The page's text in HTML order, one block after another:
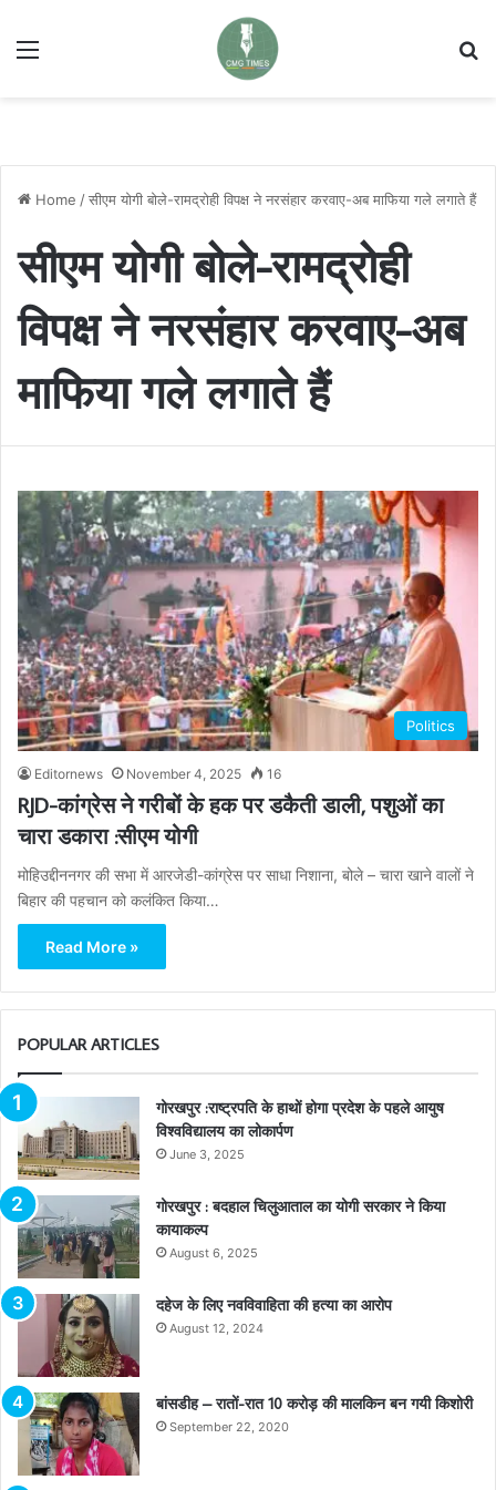
Menu
Home /सीएम योगी बोले-रामद्रोही विपक्ष ने नरसंहार करवाए-अब माफिया गले लगाते हैं
सीएम योगी बोले-रामद्रोही
विपक्ष ने नरसंहार करवाए-अब
माफिया गले लगाते हैं
Politics
Editornews November 4, 2025 16
RJD-कांग्रेस ने गरीबों के हक पर डकैती डाली, पशुओं का
चारा डकारा :सीएम योगी
मोहिउद्दीननगर की सभा में आरजेडी-कांग्रेस पर साधा निशाना, बोले – चारा खाने वालों ने
बिहार की पहचान को कलंकित किया…
Read More »
POPULAR ARTICLES
गोरखपुर :राष्ट्रपति के हाथों होगा प्रदेश के पहले आयुष
विश्वविद्यालय का लोकार्पण
June 3, 2025
गोरखपुर : बदहाल चिलुआताल का योगी सरकार ने किया
कायाकल्प
August 6, 2025
दहेज के लिए नवविवाहिता की हत्या का आरोप
August 12, 2024
बांसडीह – रातों-रात 10 करोड़ की मालकिन बन गयी किशोरी
September 22, 2020